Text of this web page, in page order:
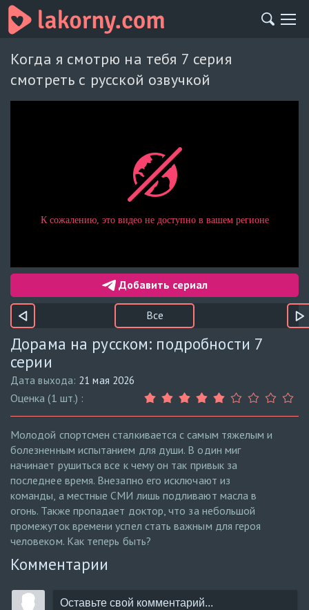
Когда я смотрю на тебя 7 серия
смотреть с русской озвучкой
Добавить сериал
Все
Дорама на русском: подробности 7
серии
Дата выхода: 21 мая 2026
Оценка (1 шт.) :
Молодой спортсмен сталкивается с самым тяжелым и
болезненным испытанием для души. В один миг
начинает рушиться все к чему он так привык за
последнее время. Внезапно его исключают из
команды, а местные СМИ лишь подливают масла в
огонь. Также пропадает доктор, что за небольшой
промежуток времени успел стать важным для героя
человеком. Как теперь быть?
Комментарии